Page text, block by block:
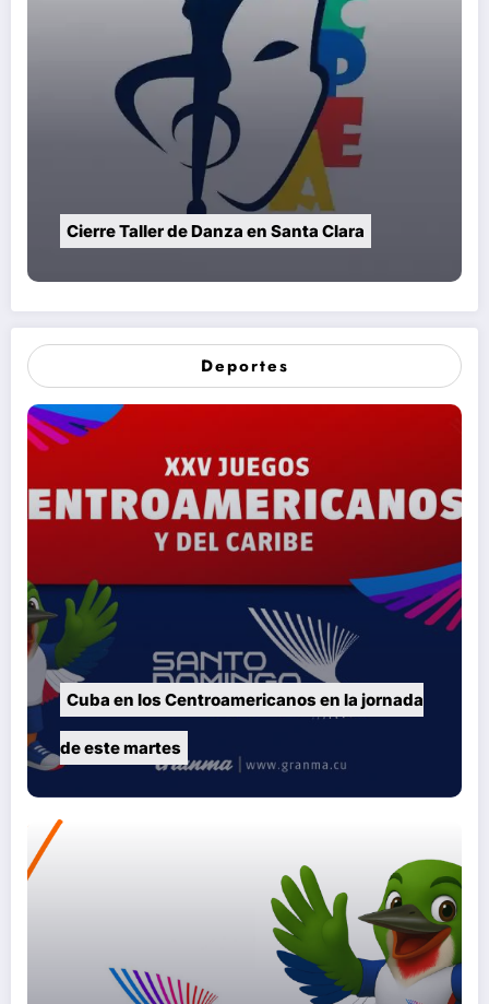
Cierre Taller de Danza en Santa Clara
Deportes
Cuba en los Centroamericanos en la jornada
de este martes